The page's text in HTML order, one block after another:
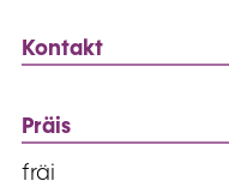
Kontakt
Präis
fräi